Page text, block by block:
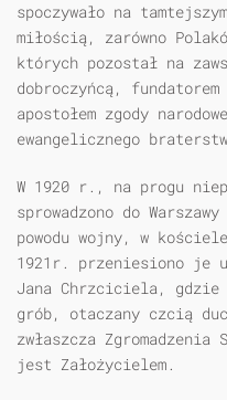
spoczywało na
miłością, zarówno
których pozostał na
dobroczyńcą,
apostołem zgody
ewangelicznego
W 1920 r., na progu
sprowadzono do
powodu wojny, w
1921r. przeniesiono je
Jana Chrzciciela,
grób, otaczany czcią
zwłaszcza
jest Założycielem.